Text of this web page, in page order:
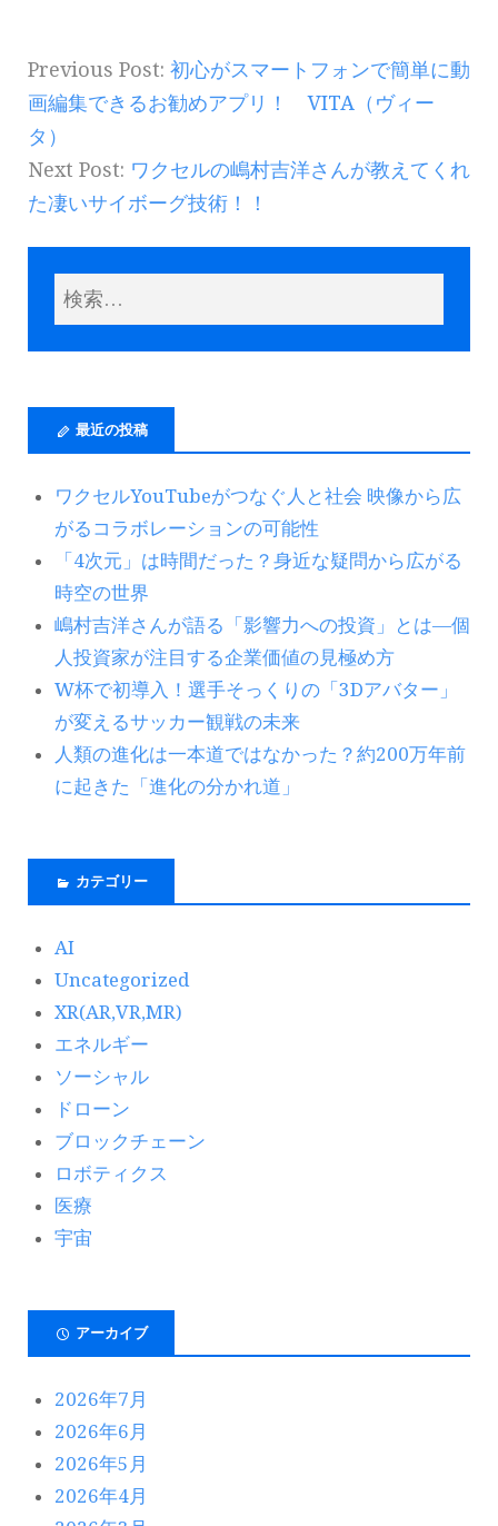
Previous Post: 初心がスマートフォンで簡単に動
画編集できるお勧めアプリ！ VITA（ヴィー
タ）
Next Post: ワクセルの嶋村吉洋さんが教えてくれ
た凄いサイボーグ技術！！
最近の投稿
ワクセルYouTubeがつなぐ人と社会 映像から広
がるコラボレーションの可能性
「4次元」は時間だった？身近な疑問から広がる
時空の世界
嶋村吉洋さんが語る「影響力への投資」とは―個
人投資家が注目する企業価値の見極め方
W杯で初導入！選手そっくりの「3Dアバター」
が変えるサッカー観戦の未来
人類の進化は一本道ではなかった？約200万年前
に起きた「進化の分かれ道」
カテゴリー
AI
Uncategorized
XR(AR,VR,MR)
エネルギー
ソーシャル
ドローン
ブロックチェーン
ロボティクス
医療
宇宙
アーカイブ
2026年7月
2026年6月
2026年5月
2026年4月